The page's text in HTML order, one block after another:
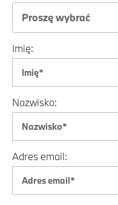
Proszę wybrać
Imię:
Nazwisko:
Adres email: